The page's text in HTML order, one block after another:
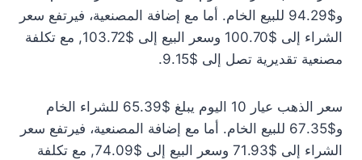
و$94.29 للبيع الخام. أما مع إضافة المصنعية، فيرتفع سعر
الشراء إلى $100.70 وسعر البيع إلى $103.72, مع تكلفة
مصنعية تقديرية تصل إلى $9.15.
سعر الذهب عيار 10 اليوم يبلغ $65.39 للشراء الخام
و$67.35 للبيع الخام. أما مع إضافة المصنعية، فيرتفع سعر
الشراء إلى $71.93 وسعر البيع إلى $74.09, مع تكلفة